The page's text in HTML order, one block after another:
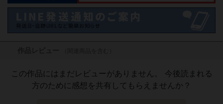
この作品にはまだレビューがありません。 今後読まれる
方のために感想を共有してもらえませんか？